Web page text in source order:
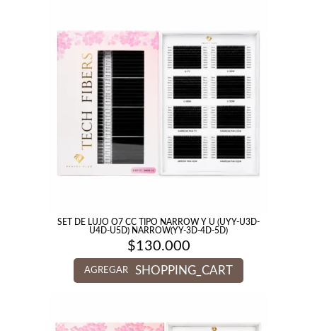
SET DE LUJO O7 CC TIPO NARROW Y U (UYY-U3D-
U4D-U5D) NARROW(YY-3D-4D-5D)
$130.000
AGREGAR SHOPPING_CART